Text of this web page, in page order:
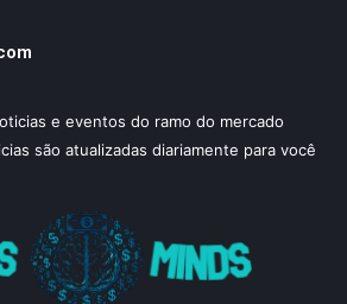
e eventos do ramo do mercado
são atualizadas diariamente para você